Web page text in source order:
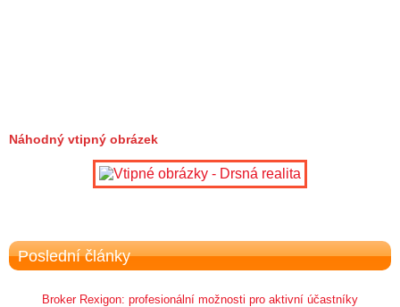
Náhodný vtipný obrázek
Poslední články
Broker Rexigon: profesionální možnosti pro aktivní účastníky